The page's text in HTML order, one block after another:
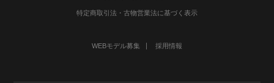
特定商取引法・古物営業法に基づく表示
WEBモデル募集 採用情報